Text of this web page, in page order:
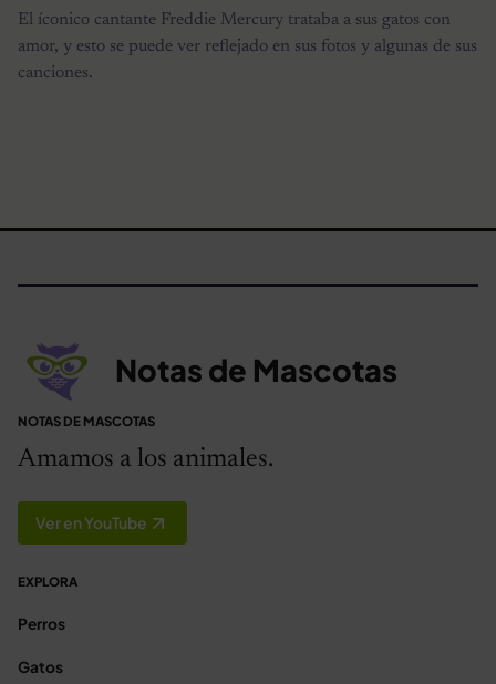
El íconico cantante Freddie Mercury trataba a sus gatos con
amor, y esto se puede ver reflejado en sus fotos y algunas de sus
canciones.
Notas de Mascotas
NOTAS DE MASCOTAS
Amamos a los animales.
Ver en YouTube
EXPLORA
Perros
Gatos